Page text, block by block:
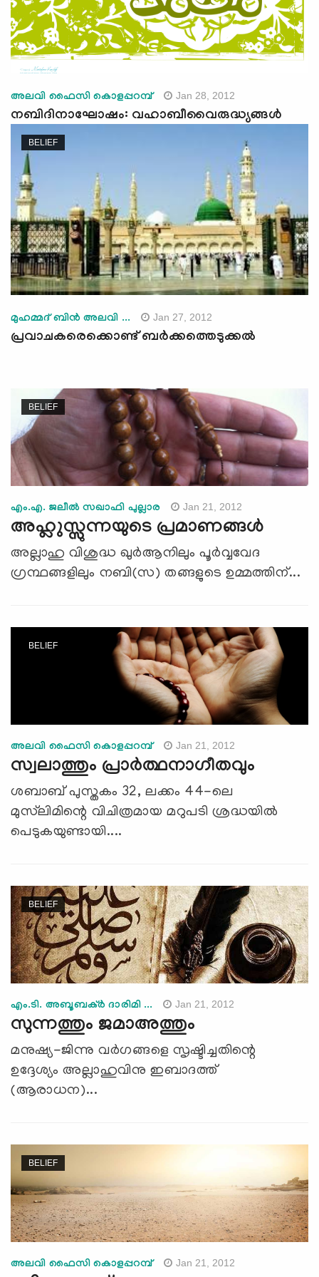
അലവി ഫൈസി കൊളപ്പറമ്പ് Jan 28, 2012
നബിദിനാഘോഷം: വഹാബീവൈരുദ്ധ്യങ്ങള്‍
BELIEF
മുഹമ്മദ് ബിന്‍ അലവി ... Jan 27, 2012
പ്രവാചകരെക്കൊണ്ട് ബര്‍ക്കത്തെടുക്കല്‍
BELIEF
എം.എ. ജലീല്‍ സഖാഫി പുല്ലാര Jan 21, 2012
അഹ്ലുസ്സുന്നയുടെ പ്രമാണങ്ങള്‍
അല്ലാഹു വിശുദ്ധ ഖുര്‍ആനിലും പൂര്‍വ്വവേദ
ഗ്രന്ഥങ്ങളിലും നബി(സ) തങ്ങളുടെ ഉമ്മത്തിന്...
BELIEF
അലവി ഫൈസി കൊളപ്പറമ്പ് Jan 21, 2012
സ്വലാത്തും പ്രാര്‍ത്ഥനാഗീതവും
ശബാബ് പുസ്തകം 32, ലക്കം 44-ലെ
മുസ്‌ലിമിന്റെ വിചിത്രമായ മറുപടി ശ്രദ്ധയില്‍
പെടുകയുണ്ടായി....
BELIEF
എം.ടി. അബൂബക്ര്‍ ദാരിമി ... Jan 21, 2012
സുന്നത്തും ജമാഅത്തും
മനുഷ്യ-ജിന്നു വര്‍ഗങ്ങളെ സൃഷ്ടിച്ചതിന്റെ
ഉദ്ദേശ്യം അല്ലാഹുവിനു ഇബാദത്ത്
(ആരാധന)...
BELIEF
അലവി ഫൈസി കൊളപ്പറമ്പ് Jan 21, 2012